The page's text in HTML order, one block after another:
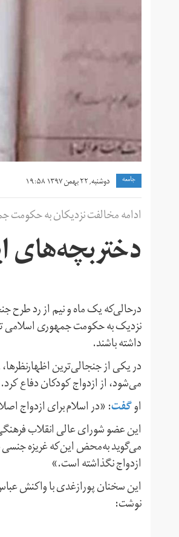
جامعه دوشنبه, ۲۲ بهمن ۱۳۹۷ ۱۹:۵۸
ادامه مخالفت‌ نزدیکان به حکومت
دختربچه‌های
در‌حالی‌که یک ماه و نیم از رد طرح
نزدیک به حکومت جمهوری اسلامی
داشته باشند.
در یکی از جنجالی‌ترین
می‌شود، از ازدواج کودکان دفاع کرد.
اوگفت: «در اسلام برای ازدواج
این عضو شورای عالی انقلاب
می‌گوید به‌محض این‌که غریزه جنسی
ازدواج نگذاشته است.»
این سخنان پور‌ازغدی با واکنش
نوشت: